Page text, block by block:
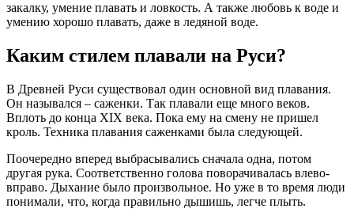
закалку, умение плавать и ловкость. А также любовь к воде и
умению хорошо плавать, даже в ледяной воде.
Каким стилем плавали на Руси?
В Древней Руси существовал один основной вид плавания.
Он назывался – саженки. Так плавали еще много веков.
Вплоть до конца ХIХ века. Пока ему на смену не пришел
кроль. Техника плавания саженками была следующей.
Поочередно вперед выбрасывались сначала одна, потом
другая рука. Соответственно голова поворачивалась влево-
вправо. Дыхание было произвольное. Но уже в то время люди
понимали, что, когда правильно дышишь, легче плыть.